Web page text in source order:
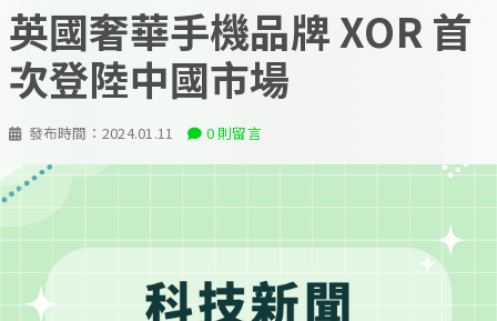
發布時間： 2024.01.11 0 則留言
英國奢華手機品牌 XOR 首
次登陸中國市場